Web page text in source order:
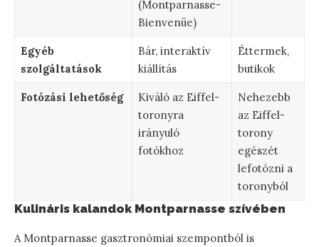
(Montparnasse-
Bienvenüe)
Egyéb
szolgáltatások
Bár, interaktív
kiállítás
Éttermek,
butikok
Fotózási lehetőség
Kiváló az Eiffel-
toronyra
irányuló
fotókhoz
Nehezebb
az Eiffel-
torony
egészét
lefotózni a
toronyból
Kulináris kalandok Montparnasse szívében
A Montparnasse gasztronómiai szempontból is